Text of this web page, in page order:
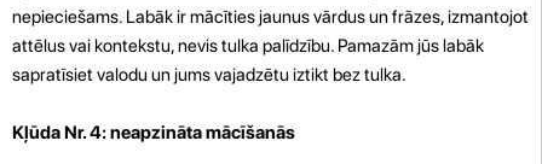
nepieciešams. Labāk ir mācīties jaunus vārdus un frāzes, izmantojot
attēlus vai kontekstu, nevis tulka palīdzību. Pamazām jūs labāk
sapratīsiet valodu un jums vajadzētu iztikt bez tulka.
Kļūda Nr. 4: neapzināta mācīšanās